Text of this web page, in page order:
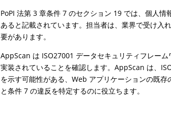
PoPI 法第 3 章条件 7 のセクション 19 では、個人
あると記載されています。担当者は、業界で受け入
要があります。
AppScan は ISO27001 データセキュリティフレー
実装されていることを確認します。AppScan は、
を示す可能性がある、Web アプリケーションの既
と条件 7 の違反を特定するのに役立ちます。